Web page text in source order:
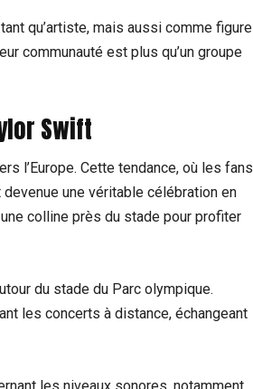
qu’artiste, mais aussi comme figure
communauté est plus qu’un groupe
Swift
l’Europe. Cette tendance, où les fans
une véritable célébration en
colline près du stade pour profiter
du stade du Parc olympique.
les concerts à distance, échangeant
les niveaux sonores, notamment